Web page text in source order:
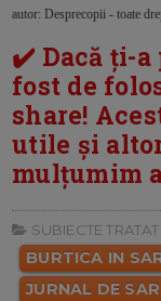
autor: Desprecopii - toate
✔️ Dacă ți-
fost de
share!
utile și
mulțumim
SUBIECTE
BURTICA IN
JURNAL DE